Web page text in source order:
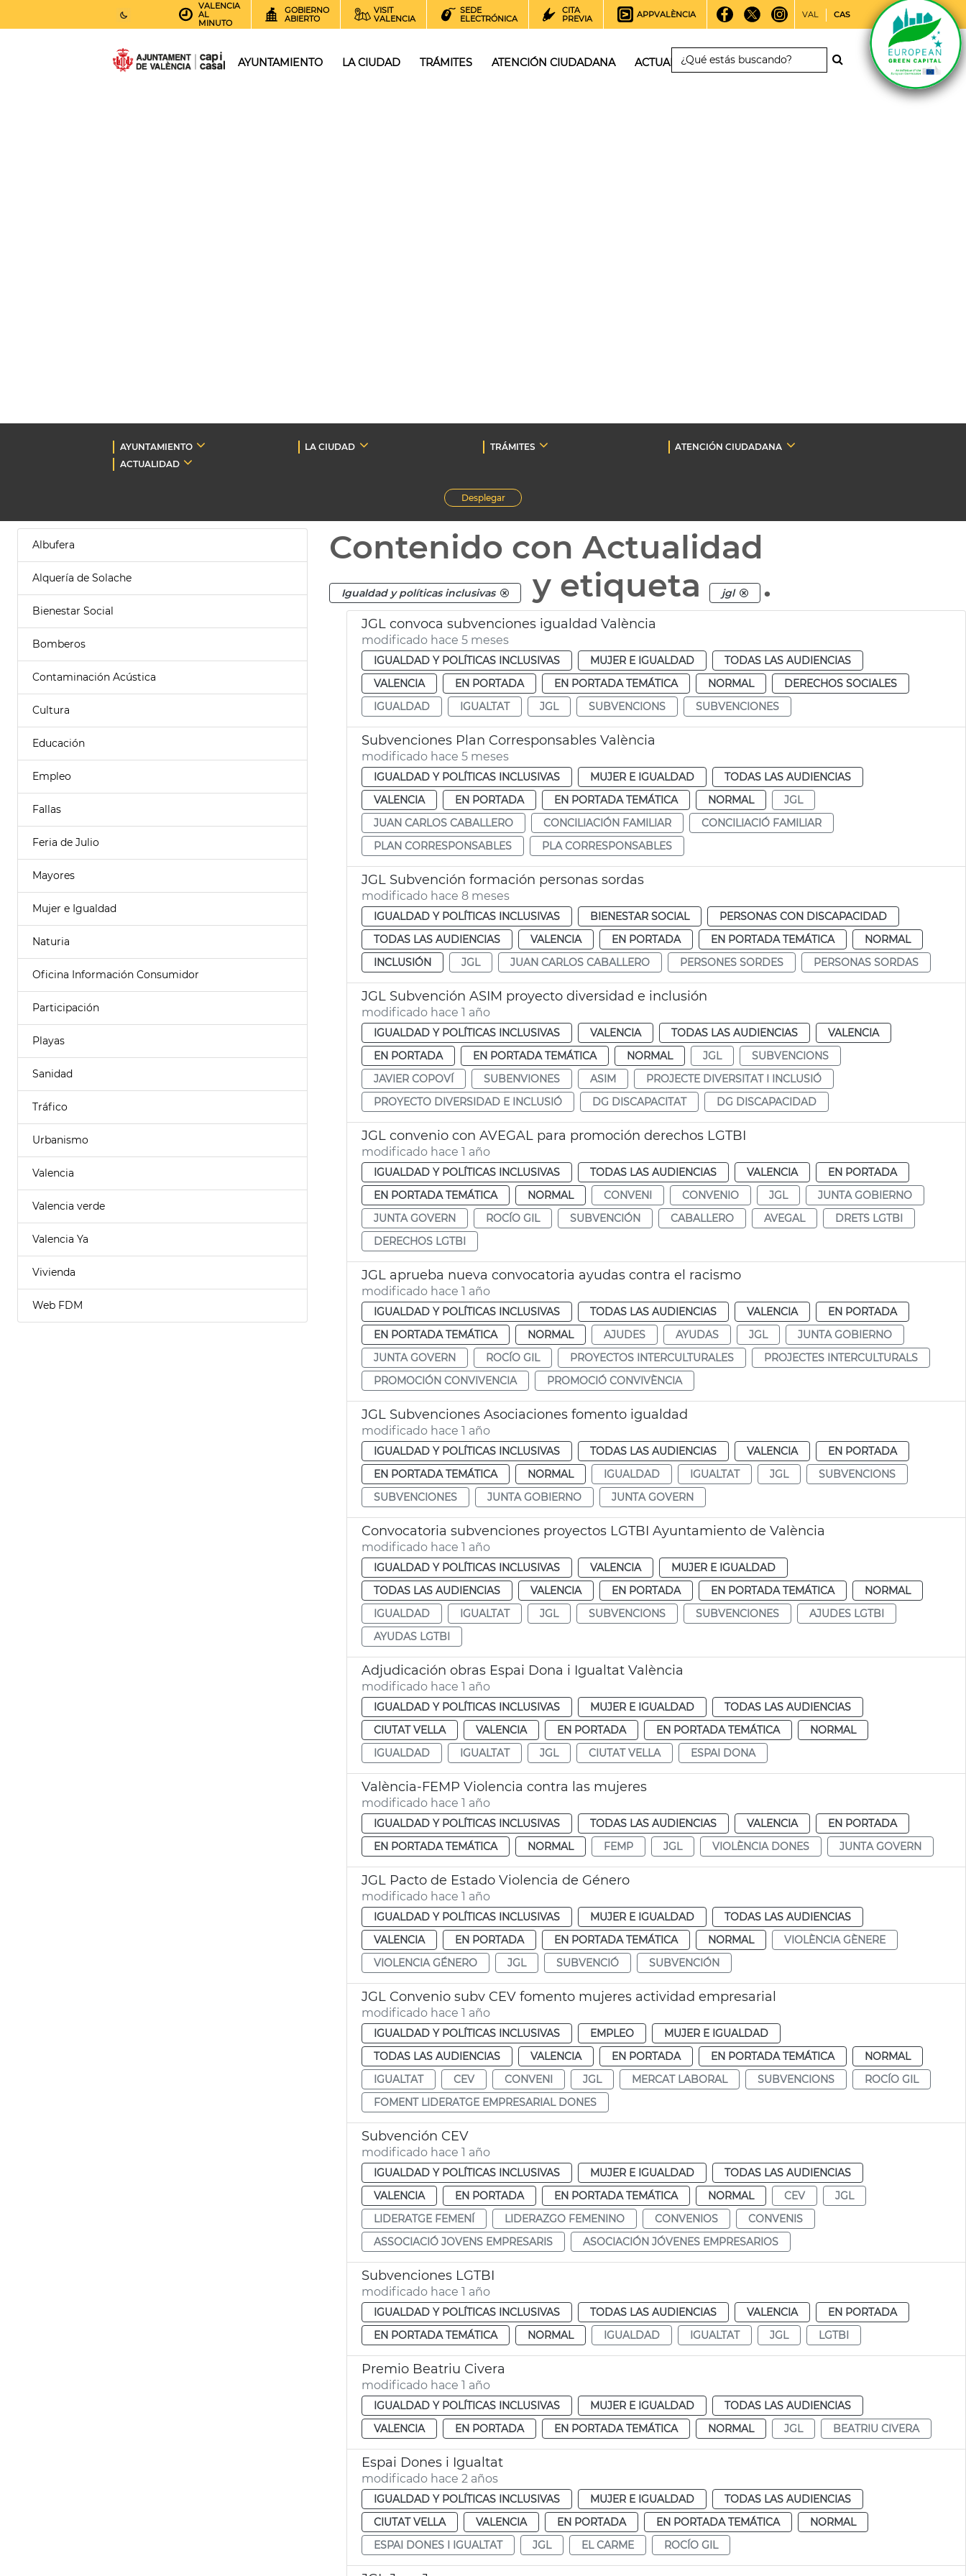
AEMET.GRADOS
VALENCIA
AL
MINUTO
GOBIERNO
ABIERTO
VISIT
VALENCIA
SEDE
ELECTRÓNICA
CITA
PREVIA
APPVALÈNCIA VAL CAS
AYUNTAMIENTO LA CIUDAD TRÁMITES ATENCIÓN CIUDADANA ACTUALIDAD
AYUNTAMIENTO LA CIUDAD TRÁMITES
ATENCIÓN CIUDADANA
ACTUALIDAD
Desplegar
Albufera
Alquería de Solache
Bienestar Social
Bomberos
Contaminación Acústica
Cultura
Educación
Empleo
Fallas
Feria de Julio
Mayores
Mujer e Igualdad
Naturia
Oficina Información Consumidor
Participación
Playas
Sanidad
Tráfico
Urbanismo
Valencia
Valencia verde
Valencia Ya
Vivienda
Web FDM
Contenido con Actualidad
Igualdad y políticas inclusivas y etiqueta jgl .
JGL convoca subvenciones igualdad València
modificado hace 5 meses
IGUALDAD Y POLÍTICAS INCLUSIVAS MUJER E IGUALDAD
TODAS LAS AUDIENCIAS
VALENCIA
EN PORTADA EN PORTADA TEMÁTICA NORMAL
DERECHOS SOCIALES
IGUALDAD
IGUALTAT JGL SUBVENCIONS SUBVENCIONES
Subvenciones Plan Corresponsables València
modificado hace 5 meses
IGUALDAD Y POLÍTICAS INCLUSIVAS MUJER E IGUALDAD
TODAS LAS AUDIENCIAS
VALENCIA
EN PORTADA EN PORTADA TEMÁTICA NORMAL
JGL
JUAN CARLOS CABALLERO
CONCILIACIÓN FAMILIAR
CONCILIACIÓ FAMILIAR
PLAN CORRESPONSABLES
PLA CORRESPONSABLES
JGL Subvención formación personas sordas
modificado hace 8 meses
IGUALDAD Y POLÍTICAS INCLUSIVAS BIENESTAR SOCIAL
PERSONAS CON DISCAPACIDAD
TODAS LAS AUDIENCIAS
VALENCIA EN PORTADA EN PORTADA TEMÁTICA
NORMAL
INCLUSIÓN
JGL JUAN CARLOS CABALLERO PERSONES SORDES PERSONAS SORDAS
JGL Subvención ASIM proyecto diversidad e inclusión
modificado hace 1 año
IGUALDAD Y POLÍTICAS INCLUSIVAS VALENCIA TODAS LAS AUDIENCIAS
VALENCIA
EN PORTADA
EN PORTADA TEMÁTICA NORMAL JGL
SUBVENCIONS
JAVIER COPOVÍ
SUBENVIONES ASIM
PROJECTE DIVERSITAT I INCLUSIÓ
PROYECTO DIVERSIDAD E INCLUSIÓ
DG DISCAPACITAT DG DISCAPACIDAD
JGL convenio con AVEGAL para promoción derechos LGTBI
modificado hace 1 año
IGUALDAD Y POLÍTICAS INCLUSIVAS TODAS LAS AUDIENCIAS VALENCIA
EN PORTADA
EN PORTADA TEMÁTICA
NORMAL CONVENI CONVENIO JGL
JUNTA GOBIERNO
JUNTA GOVERN
ROCÍO GIL SUBVENCIÓN CABALLERO AVEGAL
DRETS LGTBI
DERECHOS LGTBI
JGL aprueba nueva convocatoria ayudas contra el racismo
modificado hace 1 año
IGUALDAD Y POLÍTICAS INCLUSIVAS TODAS LAS AUDIENCIAS VALENCIA
EN PORTADA
EN PORTADA TEMÁTICA
NORMAL AJUDES AYUDAS JGL
JUNTA GOBIERNO
JUNTA GOVERN
ROCÍO GIL PROYECTOS INTERCULTURALES
PROJECTES INTERCULTURALS
PROMOCIÓN CONVIVENCIA
PROMOCIÓ CONVIVÈNCIA
JGL Subvenciones Asociaciones fomento igualdad
modificado hace 1 año
IGUALDAD Y POLÍTICAS INCLUSIVAS TODAS LAS AUDIENCIAS VALENCIA
EN PORTADA
EN PORTADA TEMÁTICA
NORMAL IGUALDAD IGUALTAT JGL
SUBVENCIONS
SUBVENCIONES
JUNTA GOBIERNO JUNTA GOVERN
Convocatoria subvenciones proyectos LGTBI Ayuntamiento de València
modificado hace 1 año
IGUALDAD Y POLÍTICAS INCLUSIVAS VALENCIA
MUJER E IGUALDAD
TODAS LAS AUDIENCIAS
VALENCIA EN PORTADA EN PORTADA TEMÁTICA
NORMAL
IGUALDAD
IGUALTAT JGL SUBVENCIONS SUBVENCIONES
AJUDES LGTBI
AYUDAS LGTBI
Adjudicación obras Espai Dona i Igualtat València
modificado hace 1 año
IGUALDAD Y POLÍTICAS INCLUSIVAS MUJER E IGUALDAD
TODAS LAS AUDIENCIAS
CIUTAT VELLA
VALENCIA EN PORTADA EN PORTADA TEMÁTICA
NORMAL
IGUALDAD
IGUALTAT JGL CIUTAT VELLA ESPAI DONA
València-FEMP Violencia contra las mujeres
modificado hace 1 año
IGUALDAD Y POLÍTICAS INCLUSIVAS TODAS LAS AUDIENCIAS VALENCIA
EN PORTADA
EN PORTADA TEMÁTICA
NORMAL FEMP JGL VIOLÈNCIA DONES JUNTA GOVERN
JGL Pacto de Estado Violencia de Género
modificado hace 1 año
IGUALDAD Y POLÍTICAS INCLUSIVAS MUJER E IGUALDAD
TODAS LAS AUDIENCIAS
VALENCIA
EN PORTADA EN PORTADA TEMÁTICA NORMAL
VIOLÈNCIA GÈNERE
VIOLENCIA GÉNERO
JGL SUBVENCIÓ SUBVENCIÓN
JGL Convenio subv CEV fomento mujeres actividad empresarial
modificado hace 1 año
IGUALDAD Y POLÍTICAS INCLUSIVAS EMPLEO
MUJER E IGUALDAD
TODAS LAS AUDIENCIAS
VALENCIA EN PORTADA EN PORTADA TEMÁTICA
NORMAL
IGUALTAT
CEV CONVENI JGL MERCAT LABORAL SUBVENCIONS
ROCÍO GIL
FOMENT LIDERATGE EMPRESARIAL DONES
Subvención CEV
modificado hace 1 año
IGUALDAD Y POLÍTICAS INCLUSIVAS MUJER E IGUALDAD
TODAS LAS AUDIENCIAS
VALENCIA
EN PORTADA EN PORTADA TEMÁTICA NORMAL CEV
JGL
LIDERATGE FEMENÍ
LIDERAZGO FEMENINO CONVENIOS
CONVENIS
ASSOCIACIÓ JOVENS EMPRESARIS
ASOCIACIÓN JÓVENES EMPRESARIOS
Subvenciones LGTBI
modificado hace 1 año
IGUALDAD Y POLÍTICAS INCLUSIVAS TODAS LAS AUDIENCIAS VALENCIA
EN PORTADA
EN PORTADA TEMÁTICA
NORMAL IGUALDAD IGUALTAT JGL LGTBI
Premio Beatriu Civera
modificado hace 1 año
IGUALDAD Y POLÍTICAS INCLUSIVAS MUJER E IGUALDAD
TODAS LAS AUDIENCIAS
VALENCIA
EN PORTADA EN PORTADA TEMÁTICA NORMAL JGL BEATRIU CIVERA
Espai Dones i Igualtat
modificado hace 2 años
IGUALDAD Y POLÍTICAS INCLUSIVAS MUJER E IGUALDAD
TODAS LAS AUDIENCIAS
CIUTAT VELLA
VALENCIA EN PORTADA EN PORTADA TEMÁTICA
NORMAL
ESPAI DONES I IGUALTAT
JGL EL CARME ROCÍO GIL